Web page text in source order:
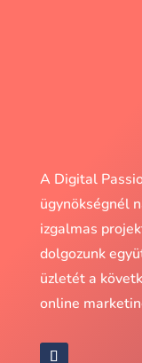
A Digital
ügynökségnél
izgalmas
dolgozunk
üzletét a
online